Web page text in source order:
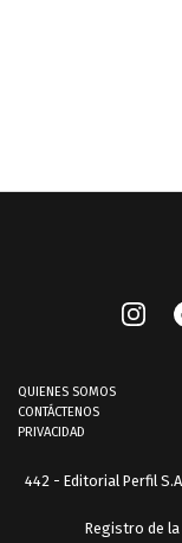
QUIENES SOMOS
CONTÁCTENOS
PRIVACIDAD
442 - Editorial Perfil
Registro de